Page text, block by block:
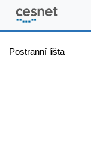
Postranní lišta